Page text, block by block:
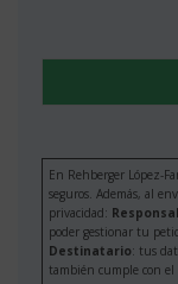
En Rehberger López-
seguros. Además, al
privacidad:
poder gestionar tu
Destinatario: tus
también cumple con el